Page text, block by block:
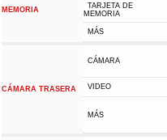
MEMORIA
TARJETA DE
MEMORIA
MÁS
CÁMARA TRASERA
CÁMARA
VIDEO
MÁS